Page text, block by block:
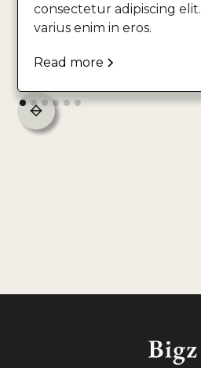
consectetur adipiscing
varius enim in eros.
Read more